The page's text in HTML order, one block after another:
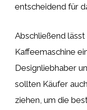
entscheidend für
Abschließend
Kaffeemaschine
Designliebhaber
sollten Käufer
ziehen, um die